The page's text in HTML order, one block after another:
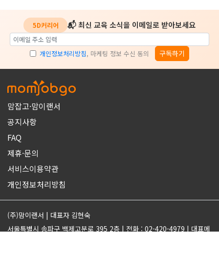
5D커리어 📬 최신 교육 소식을 이메일로 받아보세요
개인정보처리방침, 마케팅 정보 수신 동의 구독하기
맘잡고·맘이랜서
공지사항
FAQ
제휴·문의
서비스이용약관
개인정보처리방침
(주)맘이랜서 | 대표자 김현숙
서울특별시 송파구 백제고분로 395 2층 | 전화 : 02-420-4979 | 대표메